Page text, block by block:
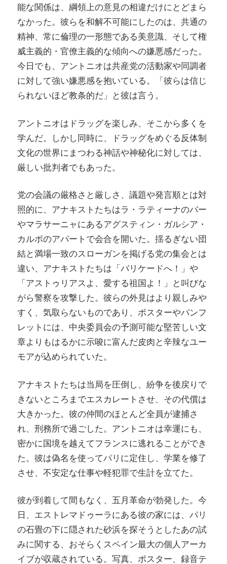
能な関係は、綱領上の意見の相違だけにとどまら
なかった。彼らを和解不可能にしたのは、共通の
精神、常に倫理の一形態である美意識、そして権
威主義的・官僚主義的な傾向への嫌悪感だった。
今日でも、アントニオは共産党の活動家や同調者
に対して強い嫌悪感を抱いている。「彼らは信じ
られないほど教条的だ」と彼は言う。
アントニオはドラッグを楽しみ、そこから多くを
学んだ。しかし同時に、ドラッグをめぐる反体制
文化の世界にまつわる神話や神秘化に対しては、
厳しい批判者でもあった。
党の会議の厳格さと厳しさ、議題や発言順とは対
照的に、アナキストたちはラ・ラティーナのバー
やマラサーニャにあるアグスティン・ガルシア・
カルボのアパートで会合を開いた。揺るぎない団
結と満場一致のスローガンを掲げる党の集会とは
違い、アナキストたちは「バリケードへ！」や
「アストゥリアスよ、愛する祖国よ！」と叫びな
がら警察を攻撃した。彼らの外見はより親しみや
すく、気取らないものであり、ポスターやパンフ
レットには、中央委員会の予測可能な堅苦しい文
章よりもはるかに示唆に富んだ皮肉と辛辣なユー
モアが込められていた。
アナキストたちは当局を圧倒し、紛争を後戻りで
きないところまでエスカレートさせ、その代償は
大きかった。彼の仲間のほとんど全員が逮捕さ
れ、刑務所で過ごした。アントニオは幸運にも、
密かに国境を越えてフランスに逃れることができ
た。彼は偽名を使ってパリに定住し、学業を修了
させ、不安定な仕事や軽犯罪で生計を立てた。
彼が到着して間もなく、五月革命が勃発した。今
日、エストレマドゥーラにある彼の家には、パリ
の石畳の下に隠された砂浜を探そうとしたあの試
みに関する、おそらくスペイン最大の個人アーカ
イブが収蔵されている。写真、ポスター、録音テ